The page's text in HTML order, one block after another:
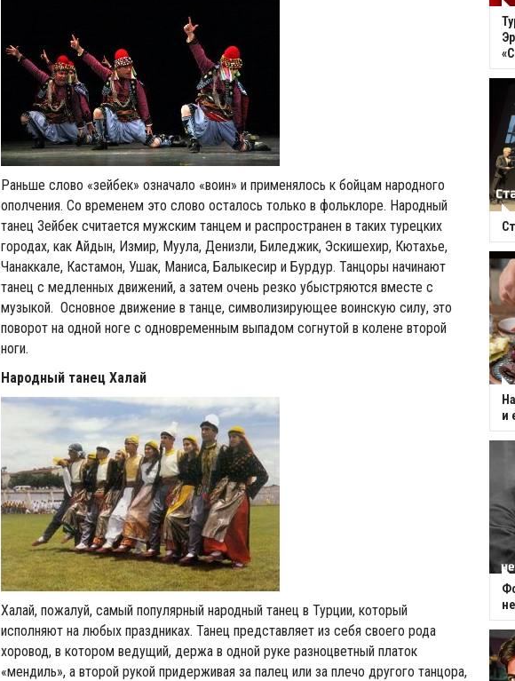
Раньше слово «зейбек» означало «воин» и применялось к бойцам народного
ополчения. Со временем это слово осталось только в фольклоре. Народный
танец Зейбек считается мужским танцем и распространен в таких турецких
городах, как Айдын, Измир, Муула, Денизли, Биледжик, Эскишехир, Кютахье,
Чанаккале, Кастамон, Ушак, Маниса, Балыкесир и Бурдур. Танцоры начинают
танец с медленных движений, а затем очень резко убыстряются вместе с
музыкой. Основное движение в танце, символизирующее воинскую силу, это
поворот на одной ноге с одновременным выпадом согнутой в колене второй
ноги.
Народный танец Халай
Халай, пожалуй, самый популярный народный танец в Турции, который
исполняют на любых праздниках. Танец представляет из себя своего рода
хоровод, в котором ведущий, держа в одной руке разноцветный платок
«мендиль», а второй рукой придерживая за палец или за плечо другого танцора,
и